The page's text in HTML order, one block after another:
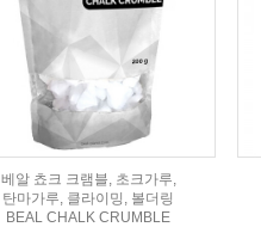
베알 쵸크 크램블, 초크가루,
탄마가루, 클라이밍, 볼더링
BEAL CHALK CRUMBLE